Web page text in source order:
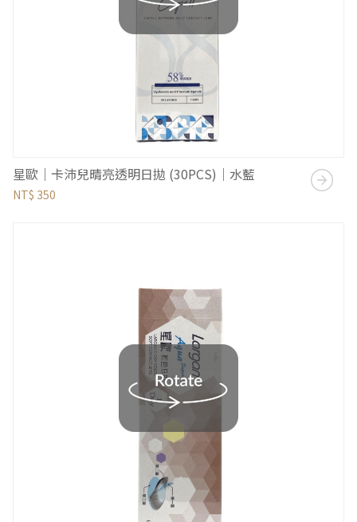
星歐｜卡沛兒晴亮透明日拋 (30PCS)｜水藍
NT$ 350